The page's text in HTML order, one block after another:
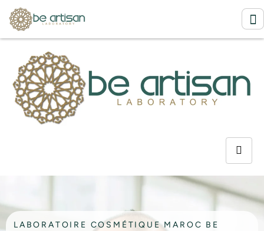
LABORATOIRE COSMÉTIQUE MAROC BE